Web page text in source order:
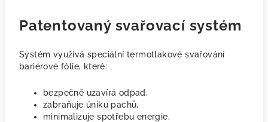
Patentovaný svařovací systém
Systém využívá speciální termotlakové svařování
bariérové fólie, které:
bezpečně uzavírá odpad,
zabraňuje úniku pachů,
minimalizuje spotřebu energie,